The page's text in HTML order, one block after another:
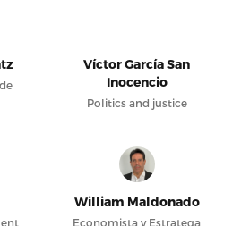
Víctor García San
Inocencio
Politics and justice
William Maldonado
Economista y Estratega